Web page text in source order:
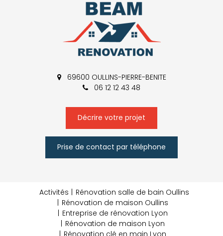
69600 OULLINS-PIERRE-BENITE
06 12 12 43 48
Décrire votre projet
Prise de contact par téléphone
Activités
Rénovation salle de bain Oullins
Rénovation de maison Oullins
Entreprise de rénovation Lyon
Rénovation de maison Lyon